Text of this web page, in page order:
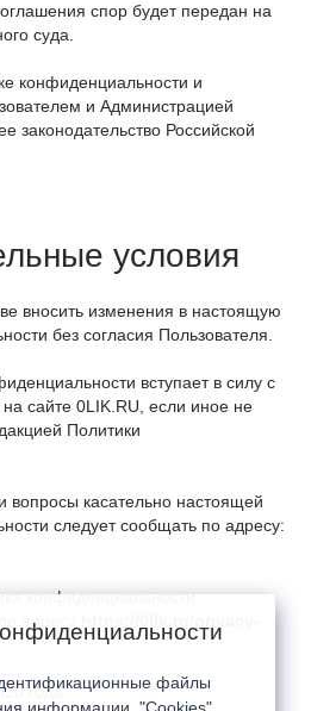
спор будет передан на
суда.
конфиденциальности и
и Администрацией
законодательство Российской
условия
вносить изменения в настоящую
без согласия Пользователя.
вступает в силу с
сайте 0LIK.RU, если иное не
Политики
вопросы касательно настоящей
следует сообщать по адресу:
конфиденциальности
адресу
года
файлы